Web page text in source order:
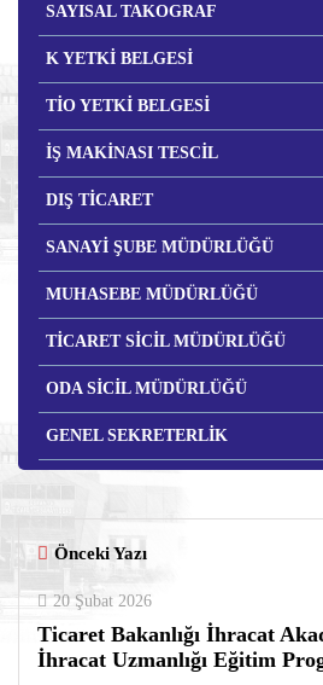
SAYISAL TAKOGRAF
K YETKİ BELGESİ
TİO YETKİ BELGESİ
İŞ MAKİNASI TESCİL
DIŞ TİCARET
SANAYİ ŞUBE MÜDÜRLÜĞÜ
MUHASEBE MÜDÜRLÜĞÜ
TİCARET SİCİL MÜDÜRLÜĞÜ
ODA SİCİL MÜDÜRLÜĞÜ
GENEL SEKRETERLİK
Önceki Yazı
20 Şubat 2026
Ticaret Bakanlığı İhracat
İhracat Uzmanlığı Eğitim